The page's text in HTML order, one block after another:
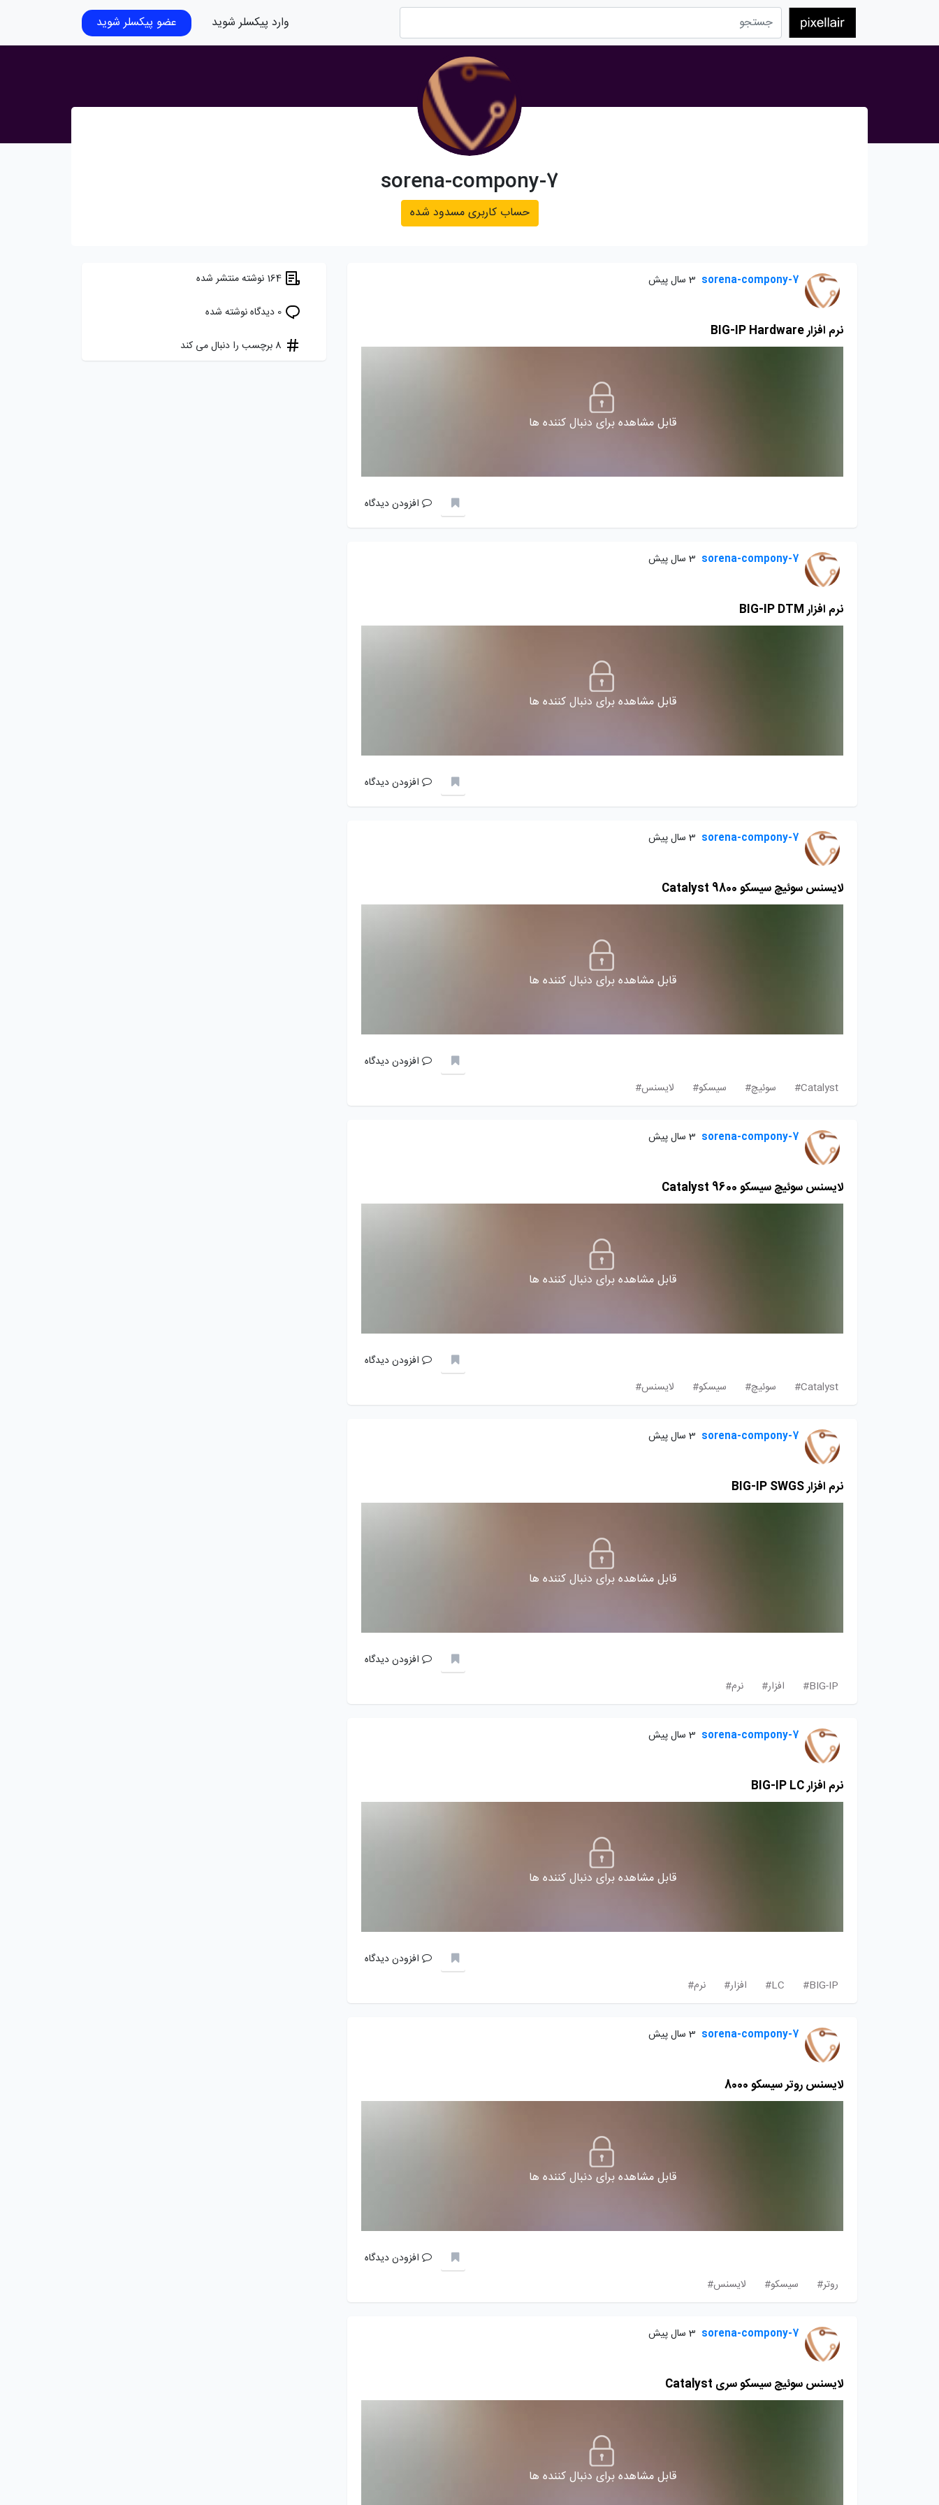
وارد پیکسلر شوید عضو پیکسلر شوید
sorena-compony-7
حساب کاربری مسدود شده
sorena-compony-7 3 سال پیش
نرم افزار BIG-IP Hardware
قابل مشاهده برای دنبال کننده ها
افزودن دیدگاه
sorena-compony-7 3 سال پیش
نرم افزار BIG-IP DTM
قابل مشاهده برای دنبال کننده ها
افزودن دیدگاه
sorena-compony-7 3 سال پیش
لایسنس سوئیچ سیسکو Catalyst 9800
قابل مشاهده برای دنبال کننده ها
افزودن دیدگاه
Catalyst#
سوئیچ# سیسکو# لایسنس#
sorena-compony-7 3 سال پیش
لایسنس سوئیچ سیسکو Catalyst 9600
قابل مشاهده برای دنبال کننده ها
افزودن دیدگاه
Catalyst#
سوئیچ# سیسکو# لایسنس#
sorena-compony-7 3 سال پیش
نرم افزار BIG-IP SWGS
قابل مشاهده برای دنبال کننده ها
افزودن دیدگاه
BIG-IP#
افزار# نرم#
sorena-compony-7 3 سال پیش
نرم افزار BIG-IP LC
قابل مشاهده برای دنبال کننده ها
افزودن دیدگاه
BIG-IP#
LC# افزار# نرم#
sorena-compony-7 3 سال پیش
لایسنس روتر سیسکو 8000
قابل مشاهده برای دنبال کننده ها
افزودن دیدگاه
روتر#
سیسکو# لایسنس#
sorena-compony-7 3 سال پیش
لایسنس سوئیچ سیسکو سری Catalyst
قابل مشاهده برای دنبال کننده ها